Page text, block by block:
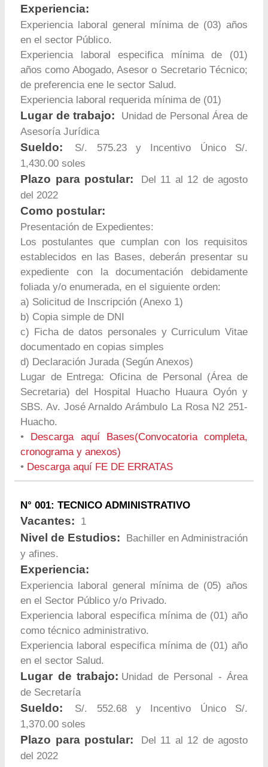
Experiencia:
Experiencia laboral general mínima de (03) años
en el sector Público.
Experiencia laboral especifica mínima de (01)
años como Abogado, Asesor o Secretario Técnico;
de preferencia ene le sector Salud.
Experiencia laboral requerida mínima de (01)
Lugar de trabajo:
Unidad de Personal Área de
Asesoría Jurídica
Sueldo:
S/. 575.23 y Incentivo Único S/.
1,430.00 soles
Plazo para postular:
Del 11 al 12 de agosto
del 2022
Como postular:
Presentación de Expedientes:
Los postulantes que cumplan con los requisitos
establecidos en las Bases, deberán presentar su
expediente con la documentación debidamente
foliada y/o enumerada, en el siguiente orden:
a) Solicitud de Inscripción (Anexo 1)
b) Copia simple de DNI
c) Ficha de datos personales y Curriculum Vitae
documentado en copias simples
d) Declaración Jurada (Según Anexos)
Lugar de Entrega: Oficina de Personal (Área de
Secretaria) del Hospital Huacho Huaura Oyón y
SBS. Av. José Arnaldo Arámbulo La Rosa N2 251-
Huacho.
•
Descarga aquí Bases(Convocatoria completa,
cronograma y anexos)
• Descarga aquí FE DE ERRATAS
N° 001: TECNICO ADMINISTRATIVO
Vacantes: 1
Nivel de Estudios:
Bachiller en Administración
y afines.
Experiencia:
Experiencia laboral general mínima de (05) años
en el Sector Público y/o Privado.
Experiencia laboral especifica mínima de (01) año
como técnico administrativo.
Experiencia laboral especifica mínima de (01) año
en el sector Salud.
Lugar de trabajo: Unidad de Personal - Área
de Secretaría
Sueldo:
S/. 552.68 y Incentivo Único S/.
1,370.00 soles
Plazo para postular:
Del 11 al 12 de agosto
del 2022